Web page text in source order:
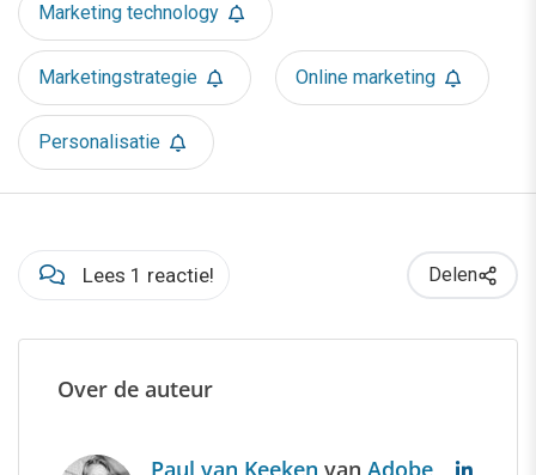
Marketing technology
Marketingstrategie Online marketing
Personalisatie
Lees 1 reactie! Delen
Over de auteur
Paul van Keeken van Adobe